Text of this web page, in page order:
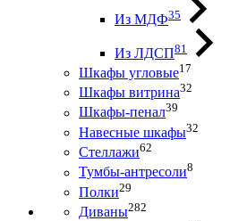
Из МДФ35
Из ЛДСП81
Шкафы угловые17
Шкафы витрина32
Шкафы-пенал39
Навесные шкафы32
Стеллажи62
Тумбы-антресоли8
Полки29
Диваны282